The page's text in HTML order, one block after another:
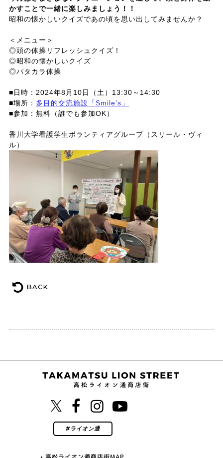
かすことで一緒に楽しみましょう！！
昭和の懐かしいクイズであの頃を思い出してみませんか？
＜メニュー＞
◎頭の体操リフレッシュクイズ！
◎昭和の懐かしいクイズ
◎パタカラ体操
■日時：2024年8月10日（土）13:30～14:30
■場所： 多目的交流施設「Smile’s」
■参加：無料（誰でも参加OK）
香川大学看護学生ボランティアグループ（スリール・ヴィ
ル）
BACK